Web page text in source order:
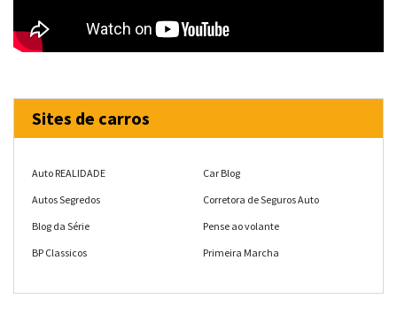
Sites de carros
Auto REALIDADE
Autos Segredos
Blog da Série
BP Classicos
Car Blog
Corretora de Seguros Auto
Pense ao volante
Primeira Marcha